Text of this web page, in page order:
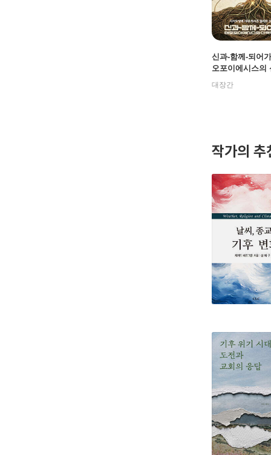
신과-함께-되어
오포이에시스의
대장간
작가의 추